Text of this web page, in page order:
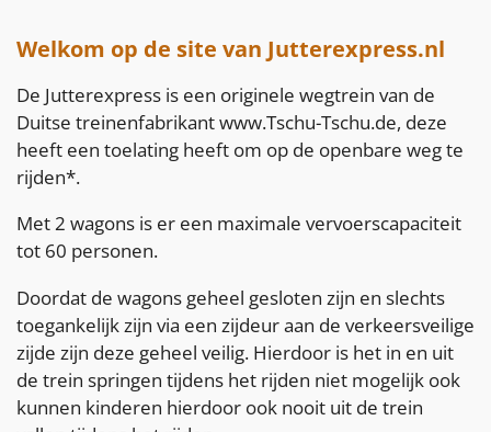
Welkom op de site van Jutterexpress.nl
De Jutterexpress is een originele wegtrein van de
Duitse treinenfabrikant www.Tschu-Tschu.de, deze
heeft een toelating heeft om op de openbare weg te
rijden*.
Met 2 wagons is er een maximale vervoerscapaciteit
tot 60 personen.
Doordat de wagons geheel gesloten zijn en slechts
toegankelijk zijn via een zijdeur aan de verkeersveilige
zijde zijn deze geheel veilig. Hierdoor is het in en uit
de trein springen tijdens het rijden niet mogelijk ook
kunnen kinderen hierdoor ook nooit uit de trein